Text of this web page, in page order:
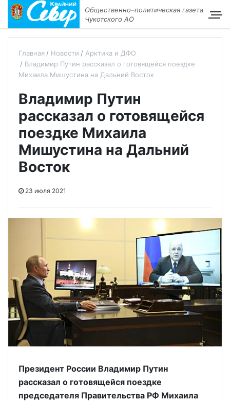
Общественно–политическая газета
Чукотского АО
Главная Новости
Арктика и ДФО
Владимир Путин рассказал о готовящейся поездке
Михаила Мишустина на Дальний Восток
Владимир Путин
рассказал о готовящейся
поездке Михаила
Мишустина на Дальний
Восток
23 июля 2021
Президент России Владимир Путин
рассказал о готовящейся поездке
председателя Правительства РФ Михаила